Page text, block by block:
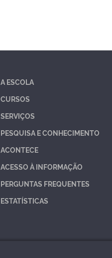
A ESCOLA
CURSOS
SERVIÇOS
PESQUISA E CONHECIMENTO
ACONTECE
ACESSO À INFORMAÇÃO
PERGUNTAS FREQUENTES
ESTATÍSTICAS